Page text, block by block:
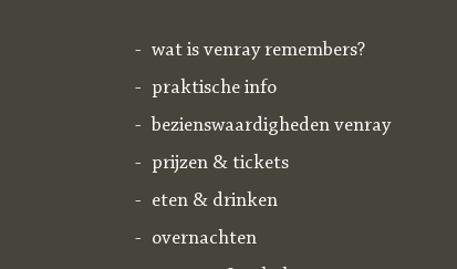
wat is venray remembers?
praktische info
bezienswaardigheden venray
prijzen & tickets
eten & drinken
overnachten